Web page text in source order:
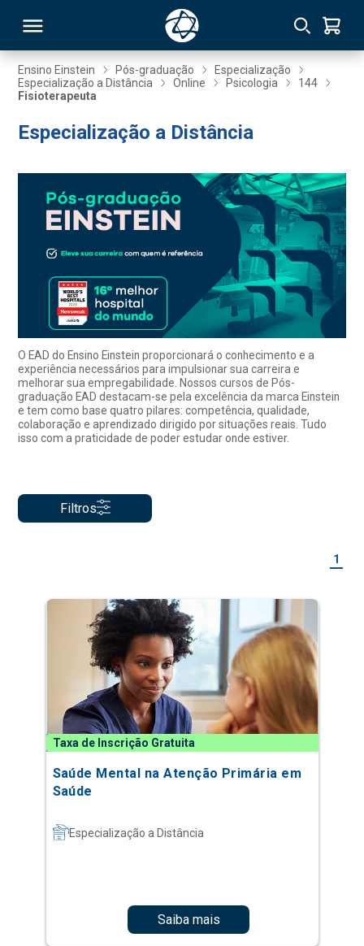
Ensino Einstein Pós-graduação
Especialização
Especialização a Distância
Online Psicologia
144
Fisioterapeuta
Especialização a Distância
O EAD do Ensino Einstein proporcionará o conhecimento e a
experiência necessários para impulsionar sua carreira e
melhorar sua empregabilidade. Nossos cursos de Pós-
graduação EAD destacam-se pela excelência da marca Einstein
e tem como base quatro pilares: competência, qualidade,
colaboração e aprendizado dirigido por situações reais. Tudo
isso com a praticidade de poder estudar onde estiver.
Filtros
1
Taxa de Inscrição Gratuita
Saúde Mental na Atenção Primária em
Saúde
Especialização a Distância
Saiba mais